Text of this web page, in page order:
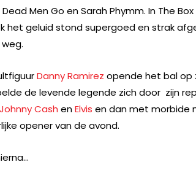
Men Go en Sarah Phymm. In The
het geluid stond supergoed en strak
Danny Ramirez opende het bal op
de levende legende zich door zijn
Johnny Cash enElvis en dan met morbide
opener van de avond.